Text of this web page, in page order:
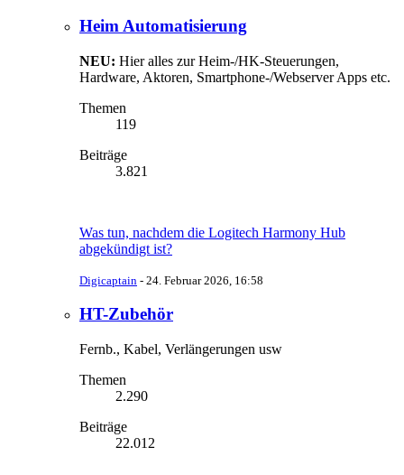
Heim Automatisierung
NEU: Hier alles zur Heim-/HK-Steuerungen,
Hardware, Aktoren, Smartphone-/Webserver Apps etc.
Themen
119
Beiträge
3.821
Was tun, nachdem die Logitech Harmony Hub
abgekündigt ist?
Digicaptain - 24. Februar 2026, 16:58
HT-Zubehör
Fernb., Kabel, Verlängerungen usw
Themen
2.290
Beiträge
22.012